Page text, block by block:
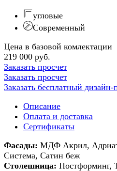
угловые
Современный
Цена в базовой комлектации
219 000 руб.
Заказать просчет
Заказать просчет
Заказать бесплатный дизайн-
Описание
Оплата и доставка
Сертификаты
Фасады: МДФ Акрил,
Система, Сатин беж
Столешница: Постформинг,